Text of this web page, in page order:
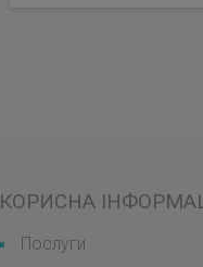
КОРИСНА
Послуги